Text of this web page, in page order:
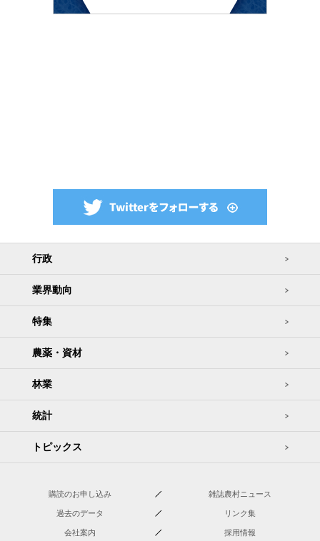
行政
業界動向
特集
農薬・資材
林業
統計
トピックス
購読のお申し込み 雑誌農村ニュース
過去のデータ リンク集
会社案内 採用情報